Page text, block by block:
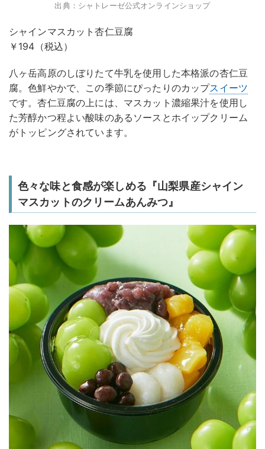
出典：シャトレーゼ公式オンラインショップ
シャインマスカット杏仁豆腐
￥194（税込）
八ヶ岳高原のしぼりたて牛乳を使用した本格派の杏仁豆
腐。色鮮やかで、この季節にぴったりのカップスイーツ
です。杏仁豆腐の上には、マスカット濃縮果汁を使用し
た芳醇かつ程よい酸味のあるソースとホイップクリーム
がトッピングされています。
色々な味と食感が楽しめる『山梨県産シャイン
マスカットのクリームあんみつ』